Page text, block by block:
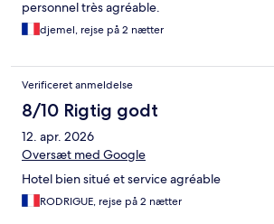
personnel très agréable.
djemel, rejse på 2 nætter
Verificeret anmeldelse
8/10 Rigtig godt
12. apr. 2026
Oversæt med Google
Hotel bien situé et service agréable
RODRIGUE, rejse på 2 nætter